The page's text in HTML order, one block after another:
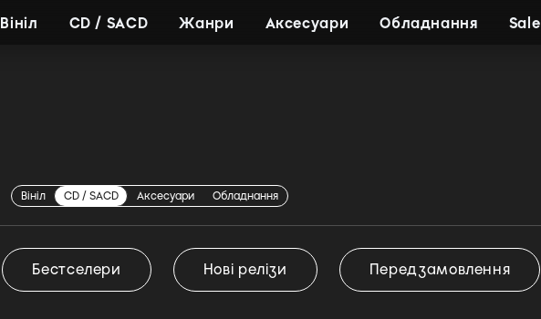
Вініл CD / SACD Жанри Аксесуари Обладнання Sale
Вініл CD / SACD Аксесуари Обладнання
Бестселери Нові релізи Передзамовлення